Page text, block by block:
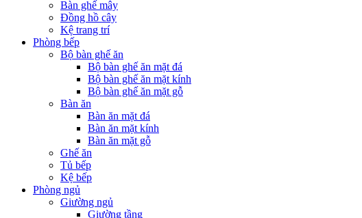
Bàn ghế mây
Đồng hồ cây
Kệ trang trí
Phòng bếp
Bộ bàn ghế ăn
Bộ bàn ghế ăn mặt đá
Bộ bàn ghế ăn mặt kính
Bộ bàn ghế ăn mặt gỗ
Bàn ăn
Bàn ăn mặt đá
Bàn ăn mặt kính
Bàn ăn mặt gỗ
Ghế ăn
Tủ bếp
Kệ bếp
Phòng ngủ
Giường ngủ
Giường tầng